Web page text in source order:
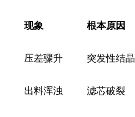
现象 根本原因
压差骤升 突发性结晶
出料浑浊 滤芯破裂